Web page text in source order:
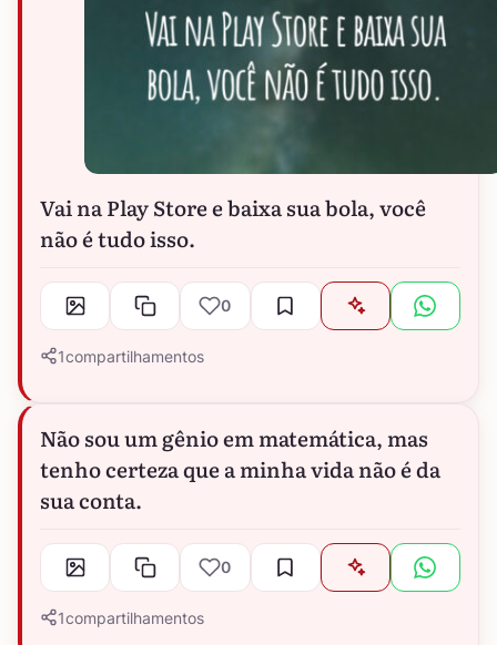
Vai na Play Store e baixa sua bola, você
não é tudo isso.
0
1compartilhamentos
Não sou um gênio em matemática, mas
tenho certeza que a minha vida não é da
sua conta.
0
1compartilhamentos